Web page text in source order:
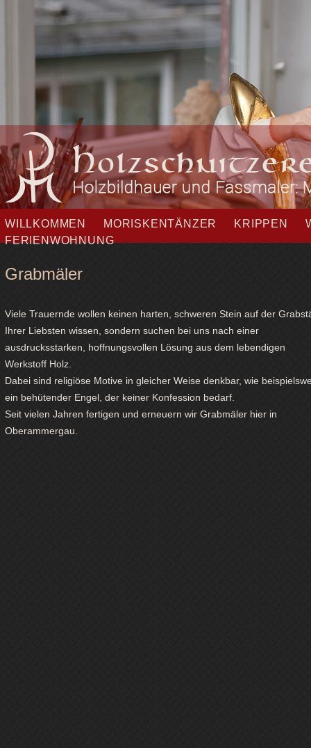
WILLKOMMEN MORISKENTÄNZER KRIPPEN
FERIENWOHNUNG
Grabmäler
Viele Trauernde wollen keinen harten, schweren Stein auf der
Ihrer Liebsten wissen, sondern suchen bei uns nach einer
ausdrucksstarken, hoffnungsvollen Lösung aus dem lebendigen
Werkstoff Holz.
Dabei sind religiöse Motive in gleicher Weise denkbar, wie
ein behütender Engel, der keiner Konfession bedarf.
Seit vielen Jahren fertigen und erneuern wir Grabmäler hier in
Oberammergau.